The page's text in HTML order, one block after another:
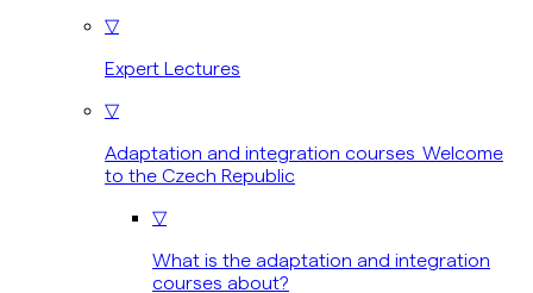
▽
Expert Lectures
▽
Adaptation and integration courses Welcome
to the Czech Republic
▽
What is the adaptation and integration
courses about?